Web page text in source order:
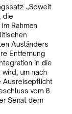
„Soweit
die
Rahmen
Ausländers
Entfernung
in die
um nach
Ausreisepflicht
vom 8.
Senat dem